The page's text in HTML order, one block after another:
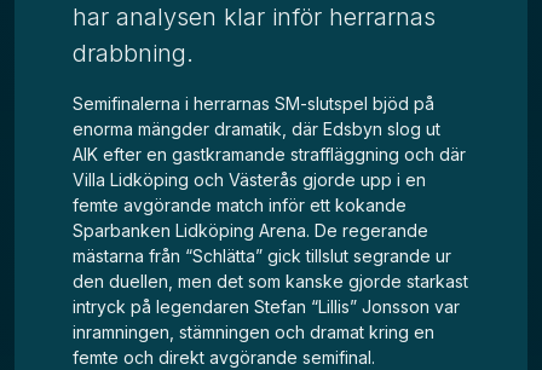
har analysen klar inför herrarnas
drabbning.
Semifinalerna i herrarnas SM-slutspel bjöd på
enorma mängder dramatik, där Edsbyn slog ut
AIK efter en gastkramande straffläggning och där
Villa Lidköping och Västerås gjorde upp i en
femte avgörande match inför ett kokande
Sparbanken Lidköping Arena. De regerande
mästarna från “Schlätta” gick tillslut segrande ur
den duellen, men det som kanske gjorde starkast
intryck på legendaren Stefan “Lillis” Jonsson var
inramningen, stämningen och dramat kring en
femte och direkt avgörande semifinal.